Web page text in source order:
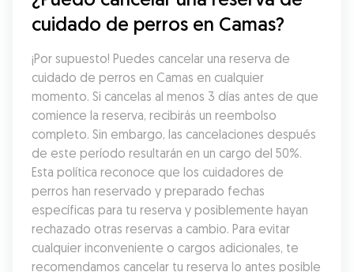
cuidado de perros en Camas?
¡Por supuesto! Puedes cancelar una reserva de
cuidado de perros en Camas en cualquier
momento. Si cancelas al menos 3 días antes de que
comience la reserva, recibirás un reembolso
completo. Sin embargo, las cancelaciones después
de este período resultarán en un cargo del 50%.
Esta política reconoce que los cuidadores de
perros han reservado y preparado fechas
específicas para tu reserva y posiblemente hayan
rechazado otras reservas a cambio. Para evitar
cualquier inconveniente o cargos adicionales, te
recomendamos cancelar tu reserva lo antes posible